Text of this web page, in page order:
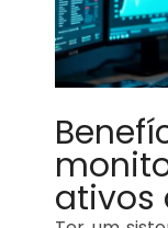
ativos